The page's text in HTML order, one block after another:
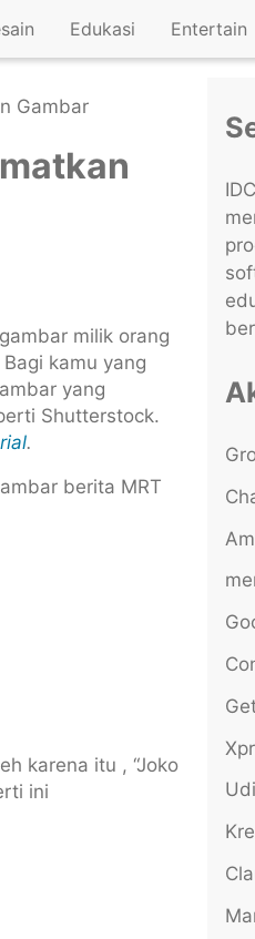
Edukasi Entertain
Gambar
milik orang
kamu yang
yang
Shutterstock.
.
berita MRT
karena itu , “Joko
ini